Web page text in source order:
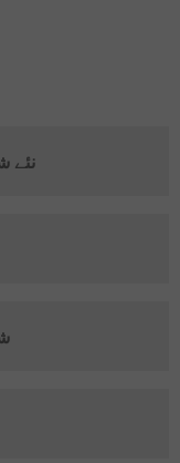
نئے